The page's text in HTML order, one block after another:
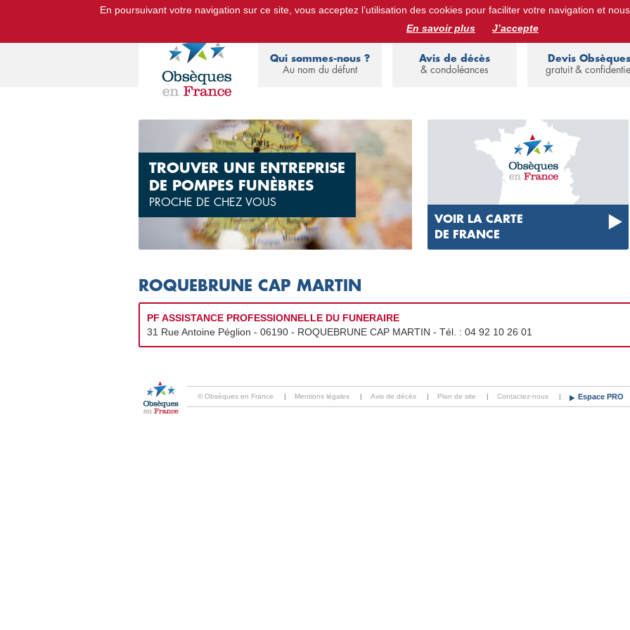
Le Portail d'Informations Obsèques :devis obsèques, assurance obsèques, avis de décès, annuaire de
Qui sommes-nous ?
Au nom du défunt
Avis de décès
& condoléances
Devis Obsèques
gratuit & confidentiel
TROUVER UNE ENTREPRISE
DE POMPES FUNÈBRES
PROCHE DE CHEZ VOUS
VOIR LA CARTE
DE FRANCE
ROQUEBRUNE CAP MARTIN
PF ASSISTANCE PROFESSIONNELLE DU FUNERAIRE
31 Rue Antoine Péglion - 06190 - ROQUEBRUNE CAP MARTIN - Tél. : 04 92 10 26 01
© Obsèques en France | Mentions légales | Avis de décès | Plan de site | Contactez-nous | Espace PRO
En poursuivant votre navigation sur ce site, vous acceptez l’utilisation des cookies pour faciliter votre navigation et
En savoir plus
J’accepte